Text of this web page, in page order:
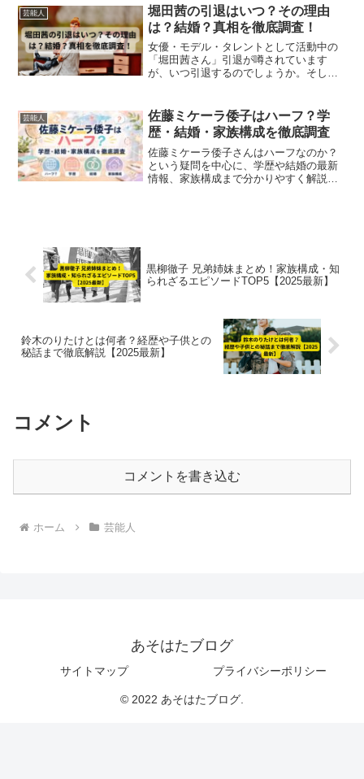
た。
芸能人
堀田茜の引退はいつ？その理由
は？結婚？真相を徹底調査！
女優・モデル・タレントとして活動中の
「堀田茜さん」引退が噂されています
が、いつ引退するのでしょうか。そして
芸能人
佐藤ミケーラ倭子はハーフ？学
歴・結婚・家族構成を徹底調査
佐藤ミケーラ倭子さんはハーフなのか？
という疑問を中心に、学歴や結婚の最新
情報、家族構成まで分かりやすく解説。
黒柳徹子 兄弟姉妹まとめ！家族構成・知
られざるエピソードTOP5【2025最新】
鈴木のりたけとは何者？経歴や子供との
秘話まで徹底解説【2025最新】
コメント
コメントを書き込む
ホーム 芸能人
あそはたブログ
サイトマップ プライバシーポリシー
© 2022 あそはたブログ.